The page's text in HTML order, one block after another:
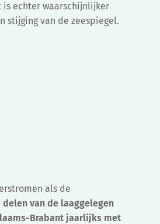
is echter waarschijnlijker
stijging van de zeespiegel.
als de
van de laaggelegen
Brabant jaarlijks met